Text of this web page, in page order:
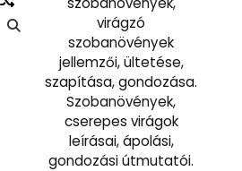
virágzó
szobanövények
jellemzői, ültetése,
szapítása, gondozása.
Szobanövények,
cserepes virágok
leírásai, ápolási,
gondozási útmutatói.